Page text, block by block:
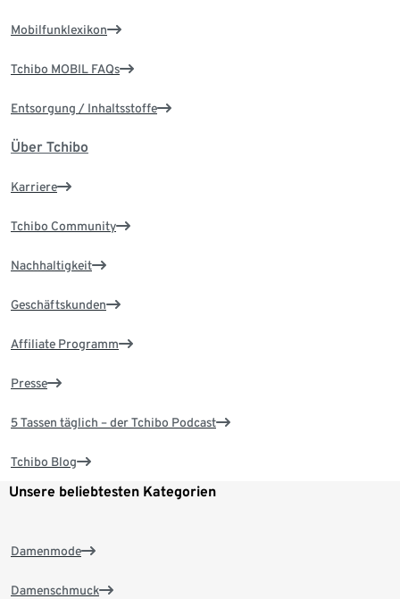
Mobilfunklexikon
Tchibo MOBIL FAQs
Entsorgung / Inhaltsstoffe
Über Tchibo
Karriere
Tchibo Community
Nachhaltigkeit
Geschäftskunden
Affiliate Programm
Presse
5 Tassen täglich – der Tchibo Podcast
Tchibo Blog
Unsere beliebtesten Kategorien
Damenmode
Damenschmuck